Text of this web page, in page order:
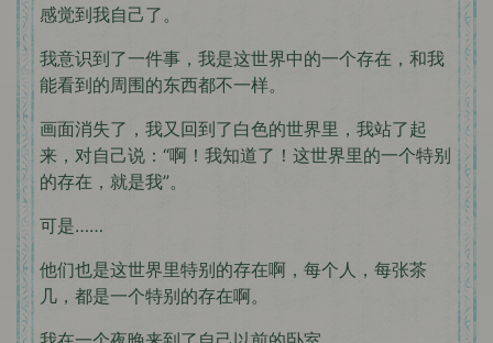
感觉到我自己了。
我意识到了一件事，我是这世界中的一个存在，和我
能看到的周围的东西都不一样。
画面消失了，我又回到了白色的世界里，我站了起
来，对自己说：“啊！我知道了！这世界里的一个特别
的存在，就是我”。
可是……
他们也是这世界里特别的存在啊，每个人，每张茶
几，都是一个特别的存在啊。